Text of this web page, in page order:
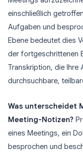
einschließlich
Aufgaben und
Ebene bedeutet dies
der fortgeschrittenen
Transkription, die Ihre
durchsuchbare,
Was unterscheidet
Meeting-Notizen?
eines Meetings, ein
besprochen und